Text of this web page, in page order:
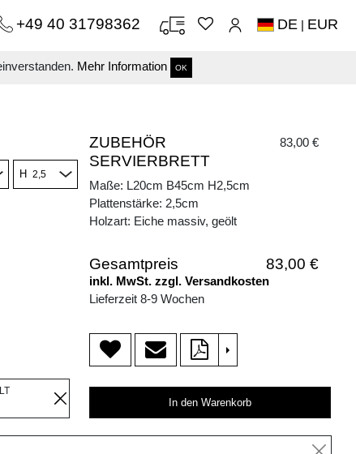
Mehr Information OK
+49 40 31798362 DE | EUR
H
ZUBEHÖR
SERVIERBRETT
83,00 €
Maße: L20cm B45cm H2,5cm
Plattenstärke: 2,5cm
Holzart: Eiche massiv, geölt
Gesamtpreis 83,00 €
inkl. MwSt. zzgl. Versandkosten
Lieferzeit 8-9 Wochen
>
In den Warenkorb